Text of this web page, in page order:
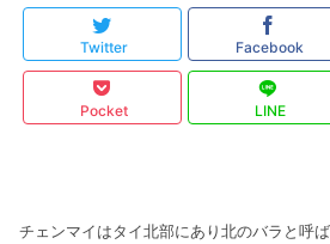
Twitter Facebook
Pocket LINE
チェンマイはタイ北部にあり北のバラと呼